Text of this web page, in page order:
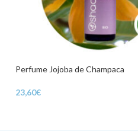
Perfume Jojoba de Champaca
23,60€